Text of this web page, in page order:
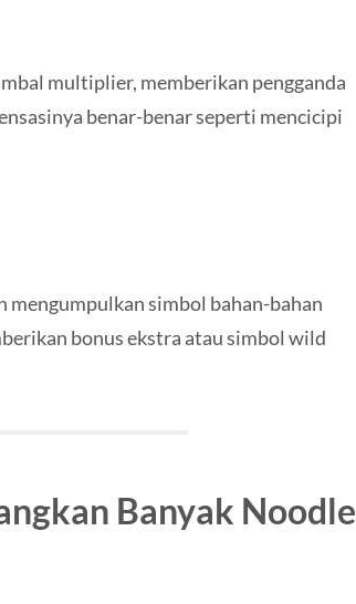
multiplier, memberikan pengganda
benar-benar seperti mencicipi
simbol bahan-bahan
bonus ekstra atau simbol wild
Banyak Noodle